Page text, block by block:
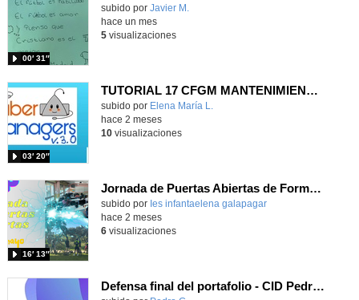
subido por Javier M.
00′ 31″
hace un mes
5visualizaciones
TUTORIAL 17 CFGM MANTENIMIENTO ELECTROMECÁNICO
Contenido educativo.
subido por Elena María L.
03′ 20″
hace 2 meses
10visualizaciones
Jornada de Puertas Abiertas de Formación Profesional 2025-26
subido por Ies infantaelena galapagar
16′ 13″
-
hace 2 meses
6visualizaciones
Defensa final del portafolio - CID Pedro González Grupo 08 Curso 2025/26